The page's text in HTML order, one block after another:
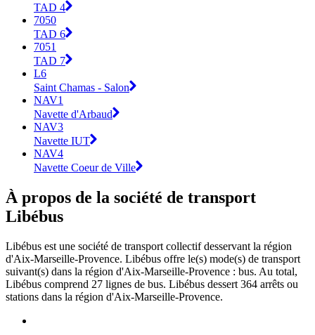
TAD 4
7050
TAD 6
7051
TAD 7
L6
Saint Chamas - Salon
NAV1
Navette d'Arbaud
NAV3
Navette IUT
NAV4
Navette Coeur de Ville
À propos de la société de transport
Libébus
Libébus est une société de transport collectif desservant la région
d'Aix-Marseille-Provence. Libébus offre le(s) mode(s) de transport
suivant(s) dans la région d'Aix-Marseille-Provence : bus. Au total,
Libébus comprend 27 lignes de bus. Libébus dessert 364 arrêts ou
stations dans la région d'Aix-Marseille-Provence.